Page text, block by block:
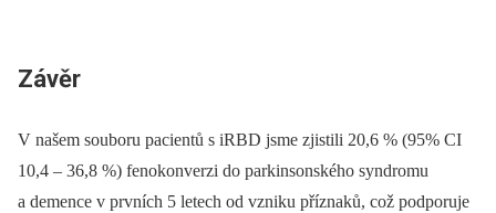
Závěr
V našem souboru pacientů s iRBD jsme zjistili 20,6 % (95% CI
10,4 –⁠ 36,8 %) fenokonverzi do parkinsonského syndromu
a demence v prvních 5 letech od vzniku příznaků, což podporuje